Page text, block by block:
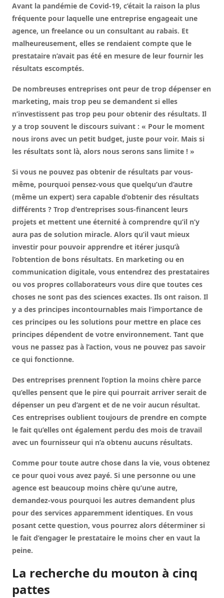
Avant la pandémie de Covid-19, c’était la raison la plus
fréquente pour laquelle une entreprise engageait une
agence, un freelance ou un consultant au rabais. Et
malheureusement, elles se rendaient compte que le
prestataire n’avait pas été en mesure de leur fournir les
résultats escomptés.
De nombreuses entreprises ont peur de trop dépenser en
marketing, mais trop peu se demandent si elles
n’investissent pas trop peu pour obtenir des résultats. Il
y a trop souvent le discours suivant : « Pour le moment
nous irons avec un petit budget, juste pour voir. Mais si
les résultats sont là, alors nous serons sans limite ! »
Si vous ne pouvez pas obtenir de résultats par vous-
même, pourquoi pensez-vous que quelqu’un d’autre
(même un expert) sera capable d’obtenir des résultats
différents ? Trop d’entreprises sous-financent leurs
projets et mettent une éternité à comprendre qu’il n’y
aura pas de solution miracle. Alors qu’il vaut mieux
investir pour pouvoir apprendre et itérer jusqu’à
l’obtention de bons résultats. En marketing ou en
communication digitale, vous entendrez des prestataires
ou vos propres collaborateurs vous dire que toutes ces
choses ne sont pas des sciences exactes. Ils ont raison. Il
y a des principes incontournables mais l’importance de
ces principes ou les solutions pour mettre en place ces
principes dépendent de votre environnement. Tant que
vous ne passez pas à l’action, vous ne pouvez pas savoir
ce qui fonctionne.
Des entreprises prennent l’option la moins chère parce
qu’elles pensent que le pire qui pourrait arriver serait de
dépenser un peu d’argent et de ne voir aucun résultat.
Ces entreprises oublient toujours de prendre en compte
le fait qu’elles ont également perdu des mois de travail
avec un fournisseur qui n’a obtenu aucuns résultats.
Comme pour toute autre chose dans la vie, vous obtenez
ce pour quoi vous avez payé. Si une personne ou une
agence est beaucoup moins chère qu’une autre,
demandez-vous pourquoi les autres demandent plus
pour des services apparemment identiques. En vous
posant cette question, vous pourrez alors déterminer si
le fait d’engager le prestataire le moins cher en vaut la
peine.
La recherche du mouton à cinq
pattes